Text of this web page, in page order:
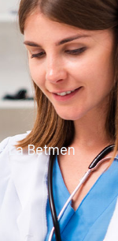
La Betmen